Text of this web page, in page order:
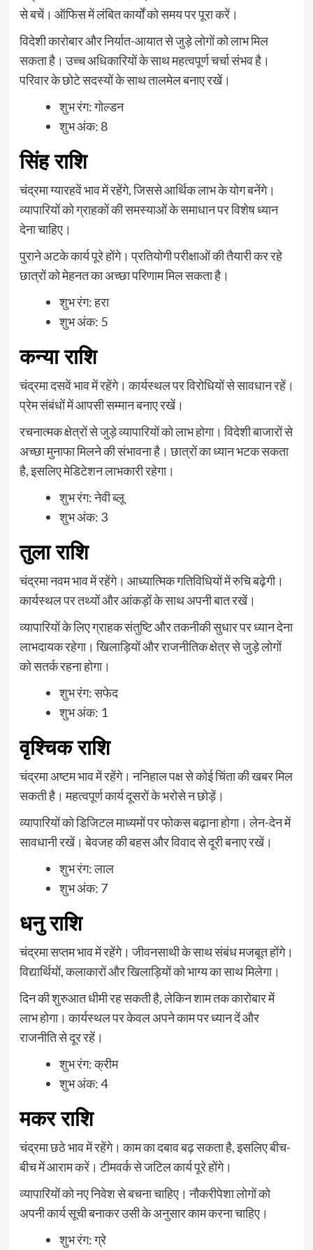
से बचें। ऑफिस में लंबित कार्यों को समय पर पूरा करें।
विदेशी कारोबार और निर्यात-आयात से जुड़े लोगों को लाभ मिल
सकता है। उच्च अधिकारियों के साथ महत्वपूर्ण चर्चा संभव है।
परिवार के छोटे सदस्यों के साथ तालमेल बनाए रखें।
शुभ रंग: गोल्डन
शुभ अंक: 8
सिंह राशि
चंद्रमा ग्यारहवें भाव में रहेंगे, जिससे आर्थिक लाभ के योग बनेंगे।
व्यापारियों को ग्राहकों की समस्याओं के समाधान पर विशेष ध्यान
देना चाहिए।
पुराने अटके कार्य पूरे होंगे। प्रतियोगी परीक्षाओं की तैयारी कर रहे
छात्रों को मेहनत का अच्छा परिणाम मिल सकता है।
शुभ रंग: हरा
शुभ अंक: 5
कन्या राशि
चंद्रमा दसवें भाव में रहेंगे। कार्यस्थल पर विरोधियों से सावधान रहें।
प्रेम संबंधों में आपसी सम्मान बनाए रखें।
रचनात्मक क्षेत्रों से जुड़े व्यापारियों को लाभ होगा। विदेशी बाजारों से
अच्छा मुनाफा मिलने की संभावना है। छात्रों का ध्यान भटक सकता
है, इसलिए मेडिटेशन लाभकारी रहेगा।
शुभ रंग: नेवी ब्लू
शुभ अंक: 3
तुला राशि
चंद्रमा नवम भाव में रहेंगे। आध्यात्मिक गतिविधियों में रुचि बढ़ेगी।
कार्यस्थल पर तथ्यों और आंकड़ों के साथ अपनी बात रखें।
व्यापारियों के लिए ग्राहक संतुष्टि और तकनीकी सुधार पर ध्यान देना
लाभदायक रहेगा। खिलाड़ियों और राजनीतिक क्षेत्र से जुड़े लोगों
को सतर्क रहना होगा।
शुभ रंग: सफेद
शुभ अंक: 1
वृश्चिक राशि
चंद्रमा अष्टम भाव में रहेंगे। ननिहाल पक्ष से कोई चिंता की खबर मिल
सकती है। महत्वपूर्ण कार्य दूसरों के भरोसे न छोड़ें।
व्यापारियों को डिजिटल माध्यमों पर फोकस बढ़ाना होगा। लेन-देन में
सावधानी रखें। बेवजह की बहस और विवाद से दूरी बनाए रखें।
शुभ रंग: लाल
शुभ अंक: 7
धनु राशि
चंद्रमा सप्तम भाव में रहेंगे। जीवनसाथी के साथ संबंध मजबूत होंगे।
विद्यार्थियों, कलाकारों और खिलाड़ियों को भाग्य का साथ मिलेगा।
दिन की शुरुआत धीमी रह सकती है, लेकिन शाम तक कारोबार में
लाभ होगा। कार्यस्थल पर केवल अपने काम पर ध्यान दें और
राजनीति से दूर रहें।
शुभ रंग: क्रीम
शुभ अंक: 4
मकर राशि
चंद्रमा छठे भाव में रहेंगे। काम का दबाव बढ़ सकता है, इसलिए बीच-
बीच में आराम करें। टीमवर्क से जटिल कार्य पूरे होंगे।
व्यापारियों को नए निवेश से बचना चाहिए। नौकरीपेशा लोगों को
अपनी कार्य सूची बनाकर उसी के अनुसार काम करना चाहिए।
शुभ रंग: ग्रे